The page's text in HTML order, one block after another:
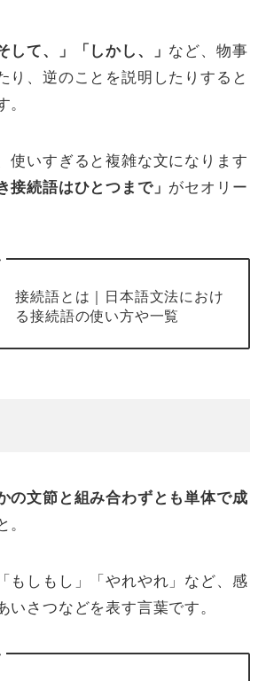
して、」「しかし、」 など、物事
り、逆のことを説明したりすると
。
使いすぎると複雑な文になります
接続語はひとつまで」 がセオリー
接続語とは｜日本語文法におけ
る接続語の使い方や一覧
の文節と組み合わずとも単体で成
。
もしもし」「やれやれ」など、感
いさつなどを表す言葉です。